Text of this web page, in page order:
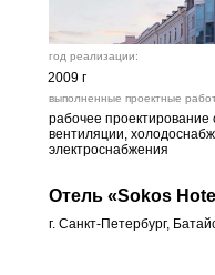
Отель «Sokos
г. Санкт-Петербург,
рабочее
вентиляции,
электроснабжения
год реализации:
выполненные проектные
2009 г